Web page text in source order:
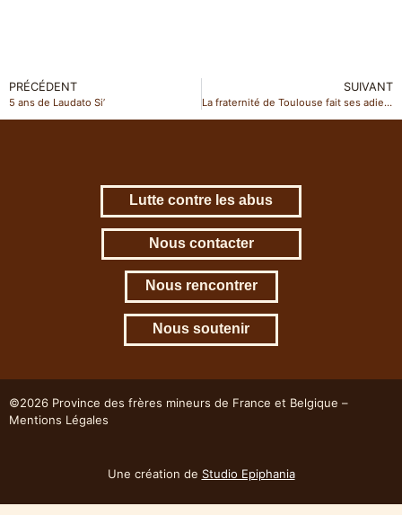
PRÉCÉDENT
5 ans de Laudato Si’
SUIVANT
La fraternité de Toulouse fait ses adieux
Lutte contre les abus
Nous contacter
Nous rencontrer
Nous soutenir
©2026 Province des frères mineurs de France et Belgique –
Mentions Légales
Une création de Studio Epiphania